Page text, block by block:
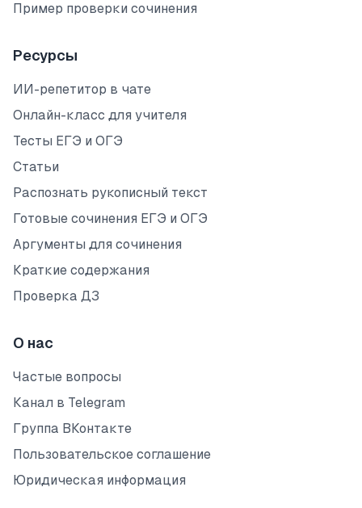
Пример проверки сочинения
Ресурсы
ИИ-репетитор в чате
Онлайн-класс для учителя
Тесты ЕГЭ и ОГЭ
Статьи
Распознать рукописный текст
Готовые сочинения ЕГЭ и ОГЭ
Аргументы для сочинения
Краткие содержания
Проверка ДЗ
О нас
Частые вопросы
Канал в Telegram
Группа ВКонтакте
Пользовательское соглашение
Юридическая информация